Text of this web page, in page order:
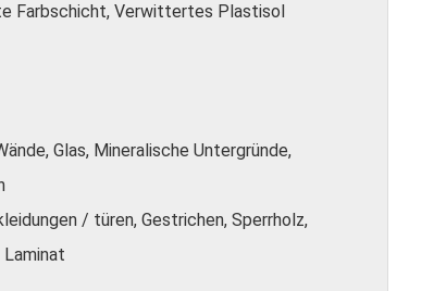
Farbschicht, Verwittertes Plastisol
Glas, Mineralische Untergründe,
/ türen, Gestrichen, Sperrholz,